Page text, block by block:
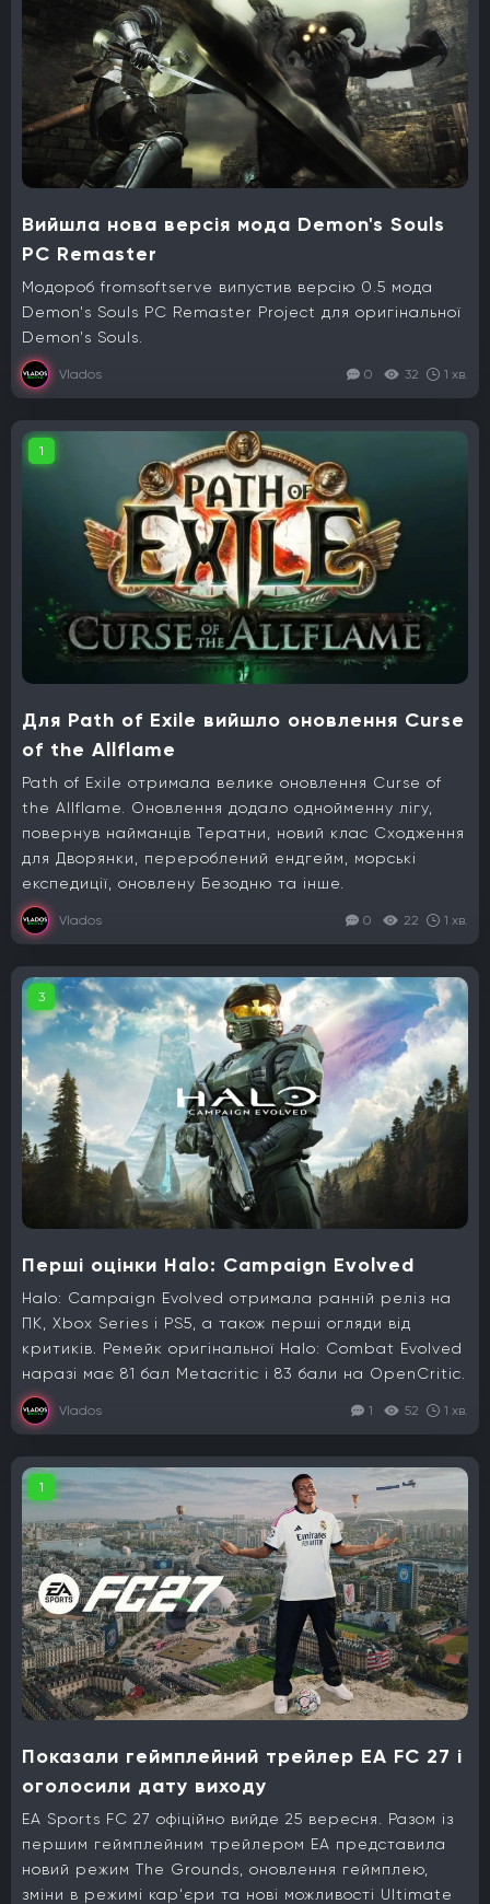
Вийшла нова версія мода Demon's Souls
PC Remaster
Модороб fromsoftserve випустив версію 0.5 мода
Demon's Souls PC Remaster Project для оригінальної
Demon's Souls.
Vlados 0 32 1 хв.
1
Для Path of Exile вийшло оновлення Curse
of the Allflame
Path of Exile отримала велике оновлення Curse of
the Allflame. Оновлення додало однойменну лігу,
повернув найманців Тератни, новий клас Сходження
для Дворянки, перероблений ендгейм, морські
експедиції, оновлену Безодню та інше.
Vlados 0 22 1 хв.
3
Перші оцінки Halo: Campaign Evolved
Halo: Campaign Evolved отримала ранній реліз на
ПК, Xbox Series і PS5, а також перші огляди від
критиків. Ремейк оригінальної Halo: Combat Evolved
наразі має 81 бал Metacritic і 83 бали на OpenCritic.
Vlados 1 52 1 хв.
1
Показали геймплейний трейлер EA FC 27 і
оголосили дату виходу
EA Sports FC 27 офіційно вийде 25 вересня. Разом із
першим геймплейним трейлером EA представила
новий режим The Grounds, оновлення геймплею,
зміни в режимі кар'єри та нові можливості Ultimate